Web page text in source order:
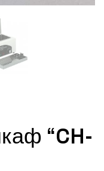
“CH-